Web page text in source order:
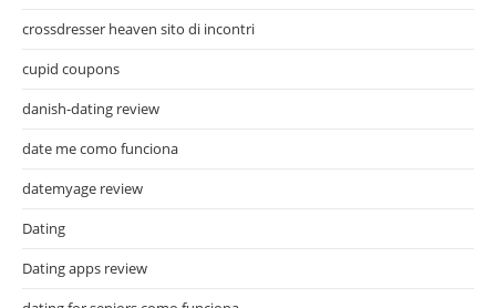
crossdresser heaven sito di incontri
cupid coupons
danish-dating review
date me como funciona
datemyage review
Dating
Dating apps review